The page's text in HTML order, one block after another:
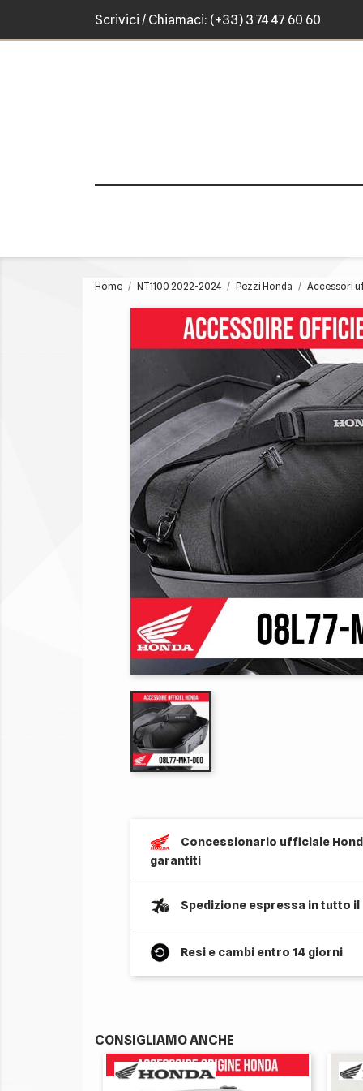
Scrivici / Chiamaci: (+33) 3 74 47 60 60
Home NT1100 2022-2024 Pezzi Honda Accessori
Concessionario ufficiale
garantiti
Spedizione espressa in tutto il
Resi e cambi entro 14 giorni
CONSIGLIAMO ANCHE